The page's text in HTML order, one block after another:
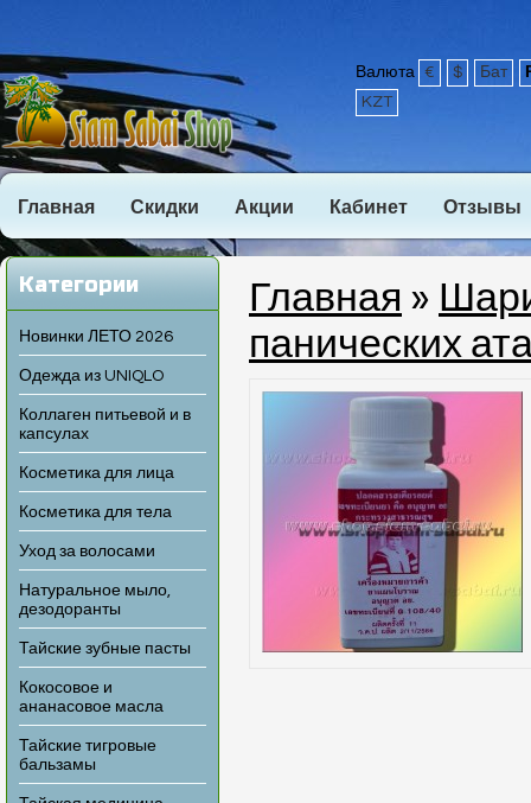
Валюта € $ Бат
KZT
Главная Скидки Акции Кабинет Отзывы
Категории
Новинки ЛЕТО 2026
Одежда из UNIQLO
Коллаген питьевой и в
капсулах
Косметика для лица
Косметика для тела
Уход за волосами
Натуральное мыло,
дезодоранты
Тайские зубные пасты
Кокосовое и
ананасовое масла
Тайские тигровые
бальзамы
Главная »
панических